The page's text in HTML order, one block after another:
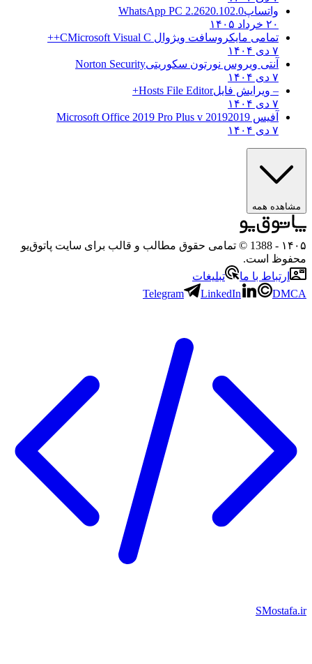
واتساپWhatsApp PC 2.2620.102.0
۲۰ خرداد ۱۴۰۵
تمامی مایکروسافت ویژوال C Microsoft Visual C++
آنتی ویروس نورتون سکوریتیNorton Security
– ویرایش فایلHosts File Editor+
آفیس 2019 2019 Microsoft Office 2019 Pro Plus v
مشاهده همه
- 1388 © تمامی حقوق مطالب و قالب برای سایت پاتوق‌یو
است.
ارتباط با ما
تبلیغات
Telegram
LinkedIn